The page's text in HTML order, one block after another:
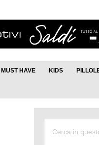
MUST HAVE KIDS